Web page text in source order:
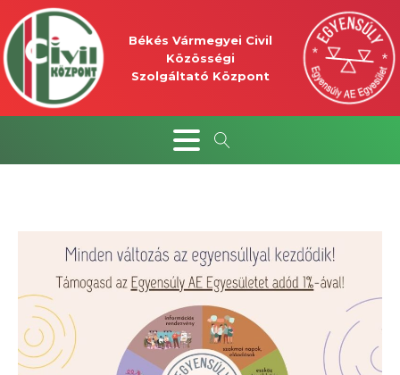
Békés Vármegyei Civil
Közösségi
Szolgáltató Központ